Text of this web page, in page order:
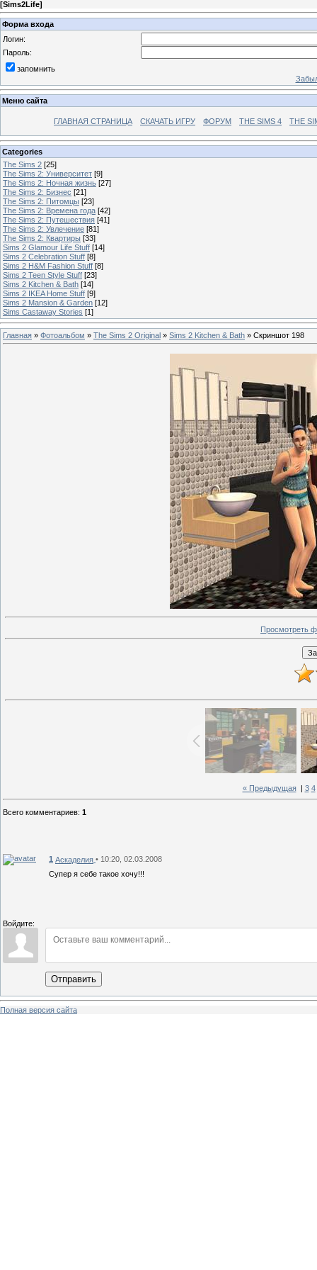
[Sims2Life]
Форма входа
Логин:
Пароль:
запомнить
Меню сайта
ГЛАВНАЯ СТРАНИЦА СКАЧАТЬ ИГРУ ФОРУМ THE SIMS 4 THE
Categories
The Sims 2 [25]
The Sims 2: Университет [9]
The Sims 2: Ночная жизнь [27]
The Sims 2: Бизнес [21]
The Sims 2: Питомцы [23]
The Sims 2: Времена года [42]
The Sims 2: Путешествия [41]
The Sims 2: Увлечение [81]
The Sims 2: Квартиры [33]
Sims 2 Glamour Life Stuff [14]
Sims 2 Celebration Stuff [8]
Sims 2 H&M Fashion Stuff [8]
Sims 2 Teen Style Stuff [23]
Sims 2 Kitchen & Bath [14]
Sims 2 IKEA Home Stuff [9]
Sims 2 Mansion & Garden [12]
Sims Castaway Stories [1]
Главная » Фотоальбом » The Sims 2 Original » Sims 2 Kitchen & Bath » Скриншот 198
Просмотреть
« Предыдущая| 3 4
Всего комментариев: 1
1 Аскаделия • 10:20, 02.03.2008
Супер я себе такое хочу!!!
Войдите:
Отправить
Полная версия сайта